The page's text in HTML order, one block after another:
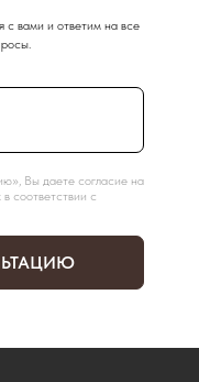
с вами и ответим на все
Вы даете согласие на
соответствии с